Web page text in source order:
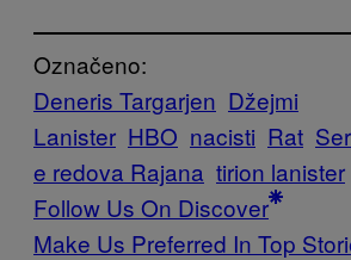
Označeno:
Deneris Targarjen Džejmi
Lanister HBO nacisti Rat
e redova Rajana tirion lanister
Follow Us On Discover
Make Us Preferred In Top